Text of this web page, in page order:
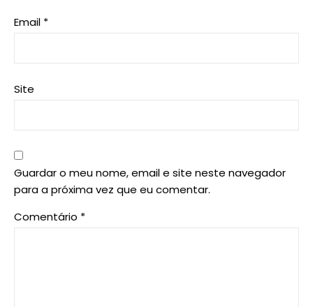
Email *
Site
Guardar o meu nome, email e site neste navegador
para a próxima vez que eu comentar.
Comentário *